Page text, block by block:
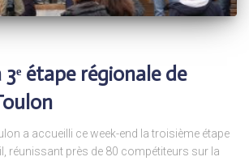
3ᵉ étape régionale de
a accueilli ce week-end la troisième étape
réunissant près de 80 compétiteurs sur la